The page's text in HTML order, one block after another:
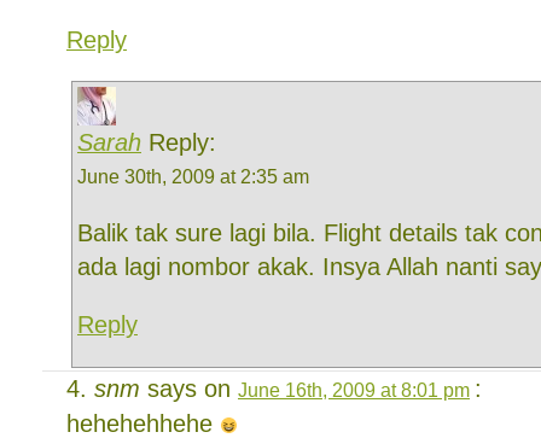
Reply
Sarah Reply:
June 30th, 2009 at 2:35 am
Balik tak sure lagi bila. Flight details tak
ada lagi nombor akak. Insya Allah nanti
Reply
snm says on June 16th, 2009 at 8:01 pm :
hehehehhehe